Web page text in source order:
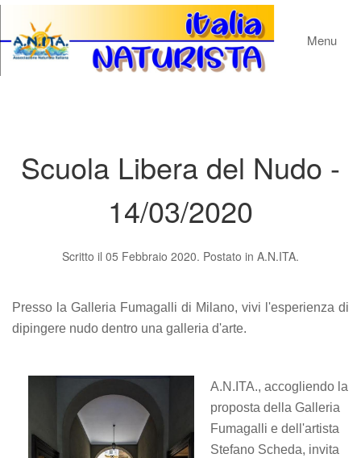
Menu
Scuola Libera del Nudo -
14/03/2020
Scritto il 05 Febbraio 2020. Postato in A.N.ITA.
Presso la Galleria Fumagalli di Milano, vivi l'esperienza di
dipingere nudo dentro una galleria d'arte.
A.N.ITA., accogliendo la
proposta della Galleria
Fumagalli e dell'artista
Stefano Scheda, invita